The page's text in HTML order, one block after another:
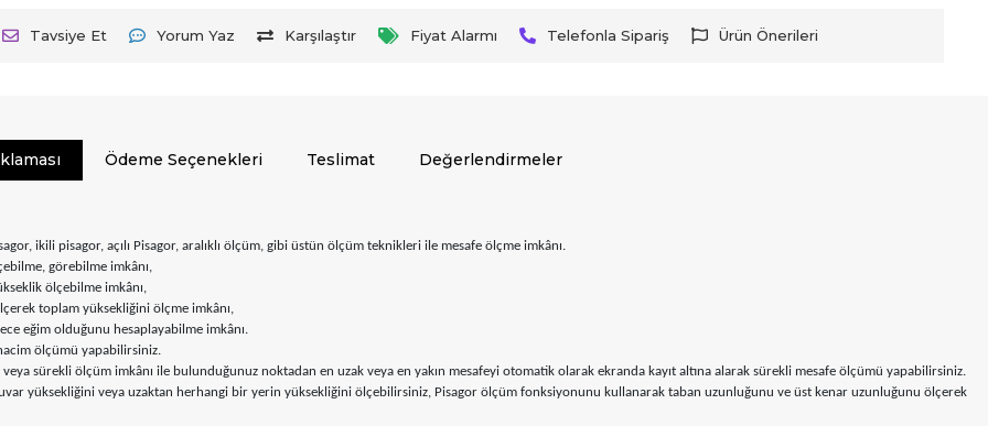
Tavsiye Et Yorum Yaz Karşılaştır Fiyat Alarmı Telefonla Sipariş Ürün Önerileri
Ödeme Seçenekleri Teslimat Değerlendirmeler
ikili pisagor, açılı Pisagor, aralıklı ölçüm, gibi üstün ölçüm teknikleri ile mesafe ölçme imkânı.
görebilme imkânı,
ölçebilme imkânı,
toplam yüksekliğini ölçme imkânı,
eğim olduğunu hesaplayabilme imkânı.
ölçümü yapabilirsiniz.
sürekli ölçüm imkânı ile bulunduğunuz noktadan en uzak veya en yakın mesafeyi otomatik olarak ekranda kayıt altına alarak sürekli mesafe ölçümü yapabilirsiniz.
yüksekliğini veya uzaktan herhangi bir yerin yüksekliğini ölçebilirsiniz, Pisagor ölçüm fonksiyonunu kullanarak taban uzunluğunu ve üst kenar uzunluğunu ölçerek